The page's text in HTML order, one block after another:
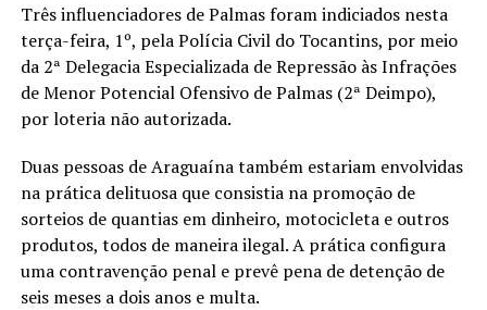
Três influenciadores de Palmas foram indiciados nesta
terça-feira, 1º, pela Polícia Civil do Tocantins, por meio
da 2ª Delegacia Especializada de Repressão às Infrações
de Menor Potencial Ofensivo de Palmas (2ª Deimpo),
por loteria não autorizada.
Duas pessoas de Araguaína também estariam envolvidas
na prática delituosa que consistia na promoção de
sorteios de quantias em dinheiro, motocicleta e outros
produtos, todos de maneira ilegal. A prática configura
uma contravenção penal e prevê pena de detenção de
seis meses a dois anos e multa.